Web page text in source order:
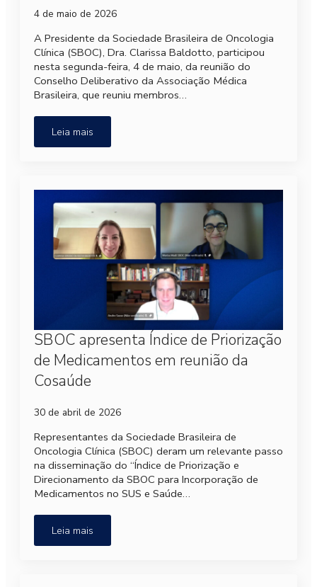
4 de maio de 2026
A Presidente da Sociedade Brasileira de Oncologia
Clínica (SBOC), Dra. Clarissa Baldotto, participou
nesta segunda-feira, 4 de maio, da reunião do
Conselho Deliberativo da Associação Médica
Brasileira, que reuniu membros…
Leia mais
SBOC apresenta Índice de Priorização
de Medicamentos em reunião da
Cosaúde
30 de abril de 2026
Representantes da Sociedade Brasileira de
Oncologia Clínica (SBOC) deram um relevante passo
na disseminação do “Índice de Priorização e
Direcionamento da SBOC para Incorporação de
Medicamentos no SUS e Saúde…
Leia mais